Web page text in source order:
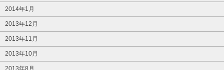
2014年1月
2013年12月
2013年11月
2013年10月
2013年8月